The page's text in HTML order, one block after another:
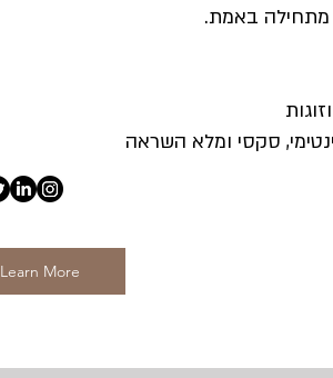
מתחילה באמת.
סקסי ומלא השראה
Learn More